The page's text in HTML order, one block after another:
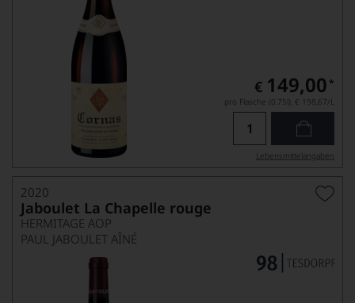
€ 149,00 *
pro Flasche (0.75l), € 198,67/L
Lebensmittel­angaben
2020
Jaboulet La Chapelle rouge
HERMITAGE AOP
PAUL JABOULET AÎNÉ